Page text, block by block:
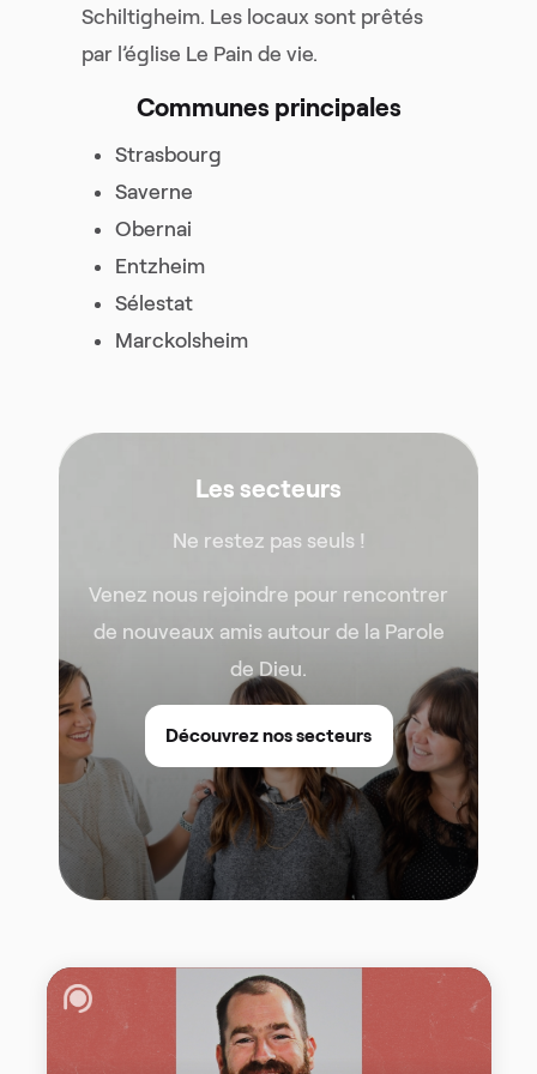
Schiltigheim. Les locaux sont prêtés
par l’église Le Pain de vie.
Communes principales
Strasbourg
Saverne
Obernai
Entzheim
Sélestat
Marckolsheim
Les secteurs
Ne restez pas seuls !
Venez nous rejoindre pour rencontrer
de nouveaux amis autour de la Parole
de Dieu.
Découvrez nos secteurs